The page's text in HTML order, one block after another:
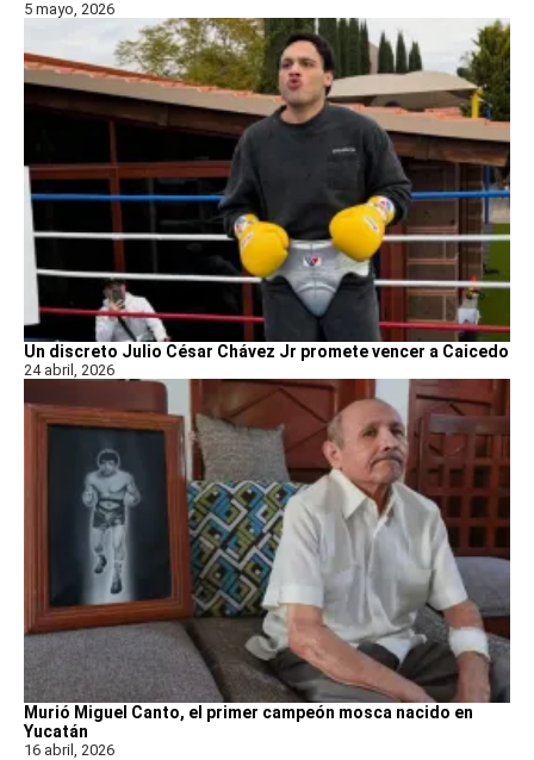
5 mayo, 2026
Un discreto Julio César Chávez Jr promete vencer a Caicedo
24 abril, 2026
Murió Miguel Canto, el primer campeón mosca nacido en
Yucatán
16 abril, 2026